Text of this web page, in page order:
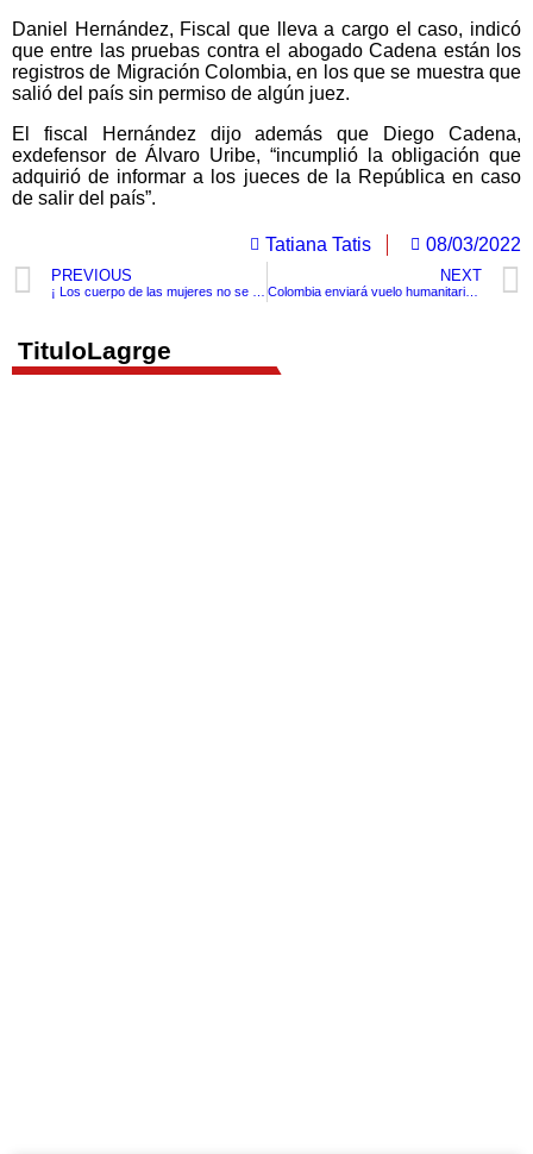
Daniel Hernández, Fiscal que lleva a cargo el caso, indicó
que entre las pruebas contra el abogado Cadena están los
registros de Migración Colombia, en los que se muestra que
salió del país sin permiso de algún juez.
El fiscal Hernández dijo además que Diego Cadena,
exdefensor de Álvaro Uribe, “incumplió la obligación que
adquirió de informar a los jueces de la República en caso
de salir del país”.
Tatiana Tatis 08/03/2022
PREVIOUS NEXT
Colombia enviará vuelo humanitario para repatriar a compatriotas en Polonia ￼
TituloLagrge